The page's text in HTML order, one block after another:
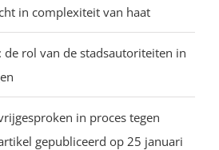
in complexiteit van haat
de rol van de stadsautoriteiten in
in proces tegen
gepubliceerd op 25 januari